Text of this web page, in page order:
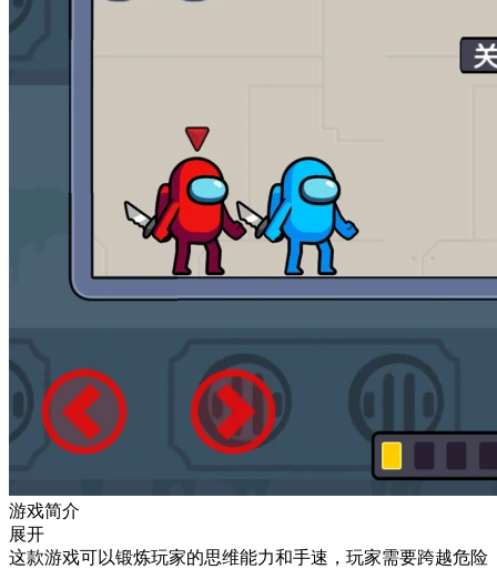
游戏简介
展开
这款游戏可以锻炼玩家的思维能力和手速，玩家需要跨越危险